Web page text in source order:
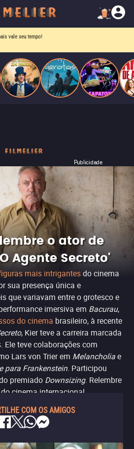
vale seu tempo!
Publicidade
o ator de
Agente Secreto'
mais intrigantesdo cinema
sua presença única e
que variavam entre o grotesco e
imersiva em Bacurau,
do cinema brasileiro, à recente
, Kier teve a carreira marcada
Ele teve colaborações com
Lars von Trier em Melancholiae
para Frankenstein. Participou
premiado Downsizing. Relembre
cinema internacional.
COM OS AMIGOS
um de seus alvos.